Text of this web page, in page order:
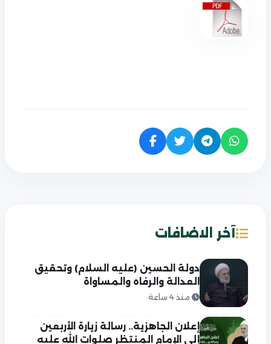
آخر الاضافات
دولة الحسين (عليه السلام) وتحقيق
العدالة والرفاه والمساواة
منذ 4 ساعة
إعلان الجاهزية.. رسالة زيارة الأربعين
إلى الإمام المنتظر صلوات الله عليه